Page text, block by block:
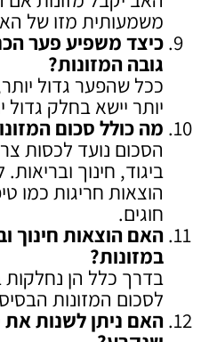
משמעותית מזו של
כיצד משפיע פער
גובה המזונות?
ככל שהפער גדול
יותר יישא בחלק
מה כולל סכום
הסכום נועד לכסות
ביגוד, חינוך
הוצאות חריגות כמו
חוגים.
האם הוצאות חינוך
במזונות?
בדרך כלל הן נחלקות
לסכום המזונות
האם ניתן לשנות